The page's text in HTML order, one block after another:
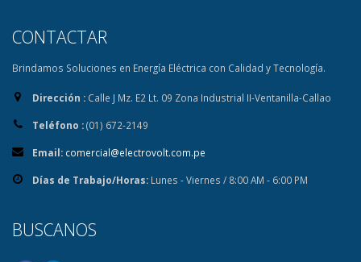
CONTACTAR
Brindamos Soluciones en Energía Eléctrica con Calidad y Tecnología.
Dirección : Calle J Mz. E2 Lt. 09 Zona Industrial II-Ventanilla-Callao
Teléfono :(01) 672-2149
Email: comercial@electrovolt.com.pe
Días de Trabajo/Horas: Lunes - Viernes / 8:00 AM - 6:00 PM
BUSCANOS